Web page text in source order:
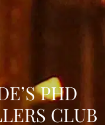
PHD
CLUB